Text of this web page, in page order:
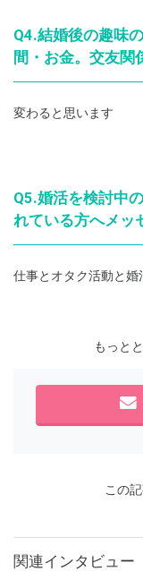
Q4.結婚後の趣味
間・お金。交友関
変わると思います
Q5.婚活を検討中
れている方へメッ
仕事とオタク活動と婚
もっと
この
関連インタビュー